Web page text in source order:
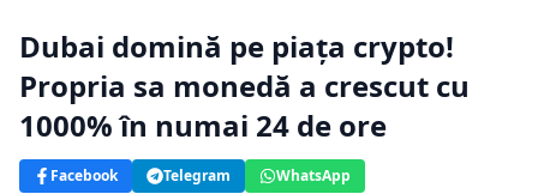
Dubai domină pe piața crypto!
Propria sa monedă a crescut cu
1000% în numai 24 de ore
Facebook Telegram WhatsApp